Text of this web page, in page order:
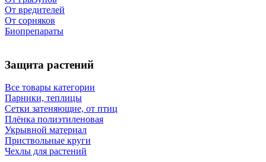
От вредителей
От сорняков
Биопрепараты
Защита растений
Все товары категории
Парники, теплицы
Сетки затеняющие, от птиц
Плёнка полиэтиленовая
Укрывной материал
Приствольные круги
Чехлы для растений